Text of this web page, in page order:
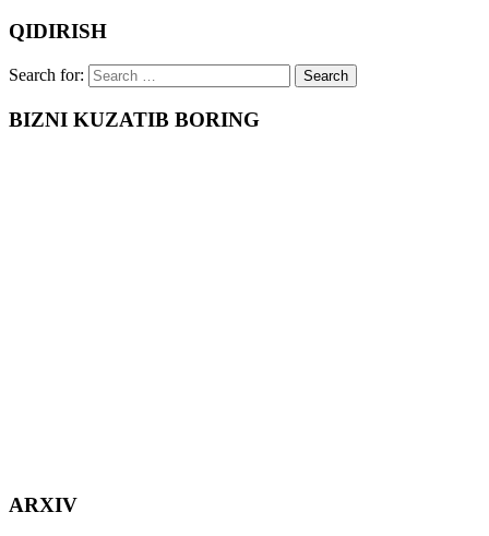
QIDIRISH
Search for:
BIZNI KUZATIB BORING
ARXIV